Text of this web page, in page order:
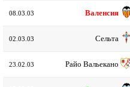
08.03.03 Валенсия
02.03.03 Сельта
23.02.03 Райо Вальекано